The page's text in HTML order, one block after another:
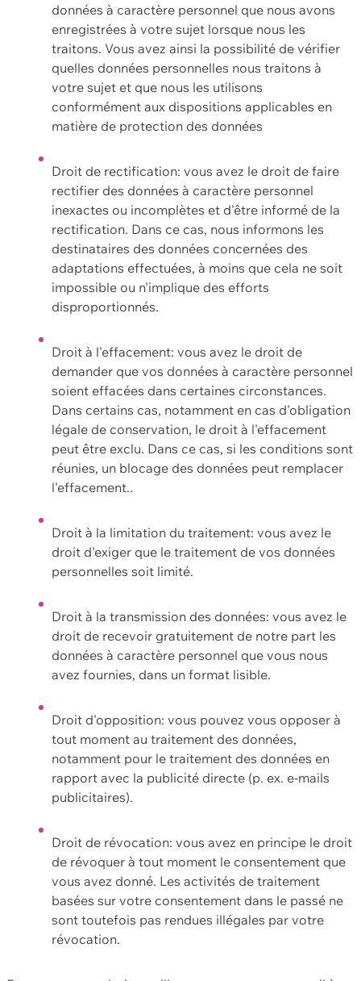
données à caractère personnel que nous avons
enregistrées à votre sujet lorsque nous les
traitons. Vous avez ainsi la possibilité de vérifier
quelles données personnelles nous traitons à
votre sujet et que nous les utilisons
conformément aux dispositions applicables en
matière de protection des données
Droit de rectification: vous avez le droit de faire
rectifier des données à caractère personnel
inexactes ou incomplètes et d'être informé de la
rectification. Dans ce cas, nous informons les
destinataires des données concernées des
adaptations effectuées, à moins que cela ne soit
impossible ou n'implique des efforts
disproportionnés.
Droit à l'effacement: vous avez le droit de
demander que vos données à caractère personnel
soient effacées dans certaines circonstances.
Dans certains cas, notamment en cas d'obligation
légale de conservation, le droit à l'effacement
peut être exclu. Dans ce cas, si les conditions sont
réunies, un blocage des données peut remplacer
l'effacement..
Droit à la limitation du traitement: vous avez le
droit d'exiger que le traitement de vos données
personnelles soit limité.
Droit à la transmission des données: vous avez le
droit de recevoir gratuitement de notre part les
données à caractère personnel que vous nous
avez fournies, dans un format lisible.
Droit d'opposition: vous pouvez vous opposer à
tout moment au traitement des données,
notamment pour le traitement des données en
rapport avec la publicité directe (p. ex. e-mails
publicitaires).
Droit de révocation: vous avez en principe le droit
de révoquer à tout moment le consentement que
vous avez donné. Les activités de traitement
basées sur votre consentement dans le passé ne
sont toutefois pas rendues illégales par votre
révocation.